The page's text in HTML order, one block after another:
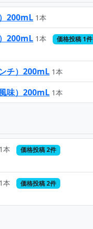
200mL 1本
200mL 1本 価格投稿 1件
チ）200mL 1本
味）200mL 1本
1本 価格投稿 2件
1本 価格投稿 2件